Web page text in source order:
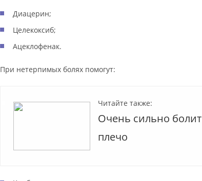
Диацерин;
Целекоксиб;
Ацеклофенак.
При нетерпимых болях помогут:
Читайте также:
Очень сильно
плечо